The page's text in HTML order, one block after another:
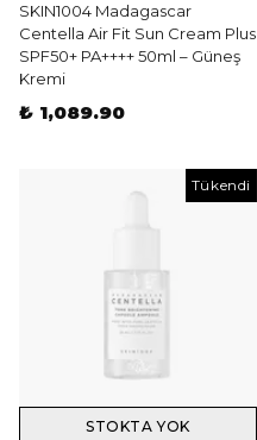
SKIN1004 Madagascar
Centella Air Fit Sun Cream Plus
SPF50+ PA++++ 50ml – Güneş
Kremi
₺ 1,089.90
Tükendi
STOKTA YOK